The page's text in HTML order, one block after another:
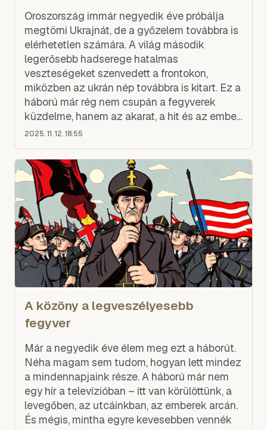
Oroszország immár negyedik éve próbálja
megtörni Ukrajnát, de a győzelem továbbra is
elérhetetlen számára. A világ második
legerősebb hadserege hatalmas
veszteségeket szenvedett a frontokon,
miközben az ukrán nép továbbra is kitart. Ez a
háború már rég nem csupán a fegyverek
küzdelme, hanem az akarat, a hit és az emberi
méltóság próbája is.
2025. 11. 12. 18:55
A közöny a legveszélyesebb
fegyver
Már a negyedik éve élem meg ezt a háborút.
Néha magam sem tudom, hogyan lett mindez
a mindennapjaink része. A háború már nem
egy hír a televízióban – itt van körülöttünk, a
levegőben, az utcáinkban, az emberek arcán.
És mégis, mintha egyre kevesebben vennék